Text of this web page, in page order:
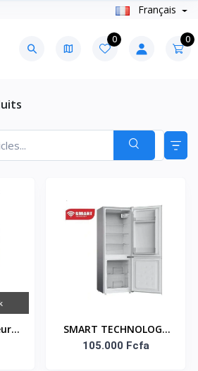
Français
0 0
2
-
SMART TECHNOLOGY
REFRIGERATEUR
105.000 Fcfa